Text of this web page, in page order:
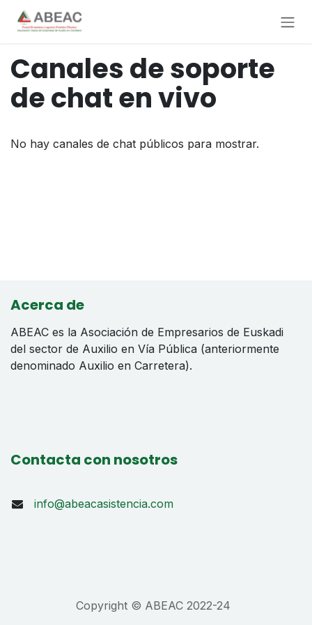
Ir al contenido
Canales de soporte
de chat en vivo
No hay canales de chat públicos para mostrar.
Acerca de
ABEAC es la Asociación de Empresarios de Euskadi
del sector de Auxilio en Vía Pública (anteriormente
denominado Auxilio en Carretera).
Contacta con nosotros
info@abeacasistencia.com
Copyright © ABEAC 2022-24